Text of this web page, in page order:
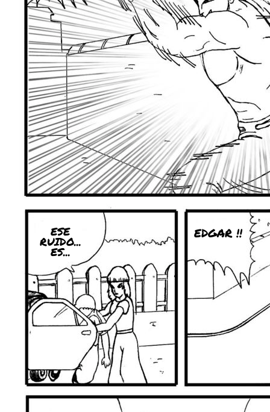
ESE
RUIDO...
ES...
EDGAR !!